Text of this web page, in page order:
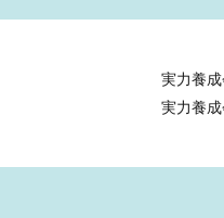
実力養
実力養